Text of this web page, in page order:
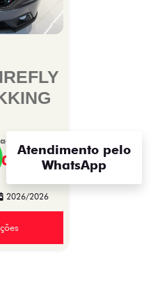
2026/2026
Atendimento pelo
WhatsApp